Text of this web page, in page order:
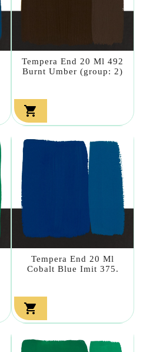
Tempera End 20 Ml 492
Burnt Umber (group: 2)

Tempera End 20 Ml
Cobalt Blue Imit 375.
